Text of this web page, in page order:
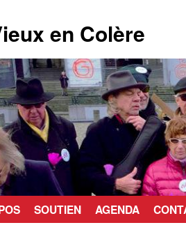
en Colère
SOUTIEN AGENDA